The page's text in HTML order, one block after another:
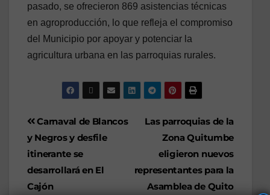
pasado, se ofrecieron 869 asistencias técnicas
en agroproducción, lo que refleja el compromiso
del Municipio por apoyar y potenciar la
agricultura urbana en las parroquias rurales.
Las parroquias de la
Zona Quitumbe
eligieron nuevos
representantes para la
Asamblea de Quito
Carnaval de Blancos
y Negros y desfile
itinerante se
desarrollará en El
Cajón